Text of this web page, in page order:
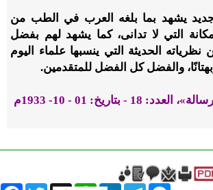
جديد يشهد بما بلغه العرب في الطب من
التي لا تدانى، كما يشهد لهم بفضل
الحديثة التي ينسبها علماء اليوم
والفضل كل الفضل للمتقدمين.
- بتاريخ: 01 - 10- 1933م